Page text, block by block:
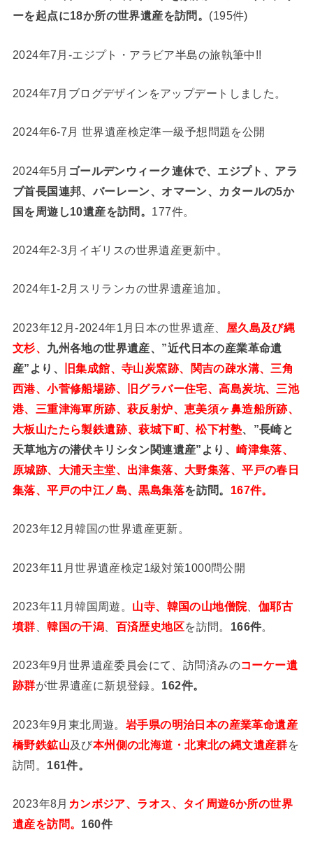
ーを起点に18か所の世界遺産を訪問。 (195件)
2024年7月-エジプト・アラビア半島の旅執筆中!!
2024年7月ブログデザインをアップデートしました。
2024年6-7月 世界遺産検定準一級予想問題を公開
2024年5月 ゴールデンウィーク連休で、エジプト、アラ
ブ首長国連邦、バーレーン、オマーン、カタールの5か
国を周遊し10遺産を訪問。 177件。
2024年2-3月イギリスの世界遺産更新中。
2024年1-2月スリランカの世界遺産追加。
2023年12月-2024年1月日本の世界遺産、 屋久島及び縄
文杉、 九州各地の世界遺産、”近代日本の産業革命遺
産”より、
旧集成館、寺山炭窯跡、関吉の疎水溝、三角
西港、小菅修船場跡、旧グラバー住宅、高島炭坑、三池
港、三重津海軍所跡、萩反射炉、恵美須ヶ鼻造船所跡、
大板山たたら製鉄遺跡、萩城下町、松下村塾、”長崎と
天草地方の潜伏キリシタン関連遺産”より、崎津集落、
原城跡、大浦天主堂、出津集落、大野集落、平戸の春日
集落、平戸の中江ノ島、黒島集落を訪問。 167件。
2023年12月韓国の世界遺産更新。
2023年11月世界遺産検定1級対策1000問公開
2023年11月韓国周遊。 山寺、韓国の山地僧院、 伽耶古
墳群 、韓国の干潟 百済歴史地区を訪問。 166件。
2023年9月世界遺産委員会にて、訪問済みのコーケー遺
跡群が世界遺産に新規登録。 162件。
2023年9月東北周遊。 岩手県の明治日本の産業革命遺産
橋野鉄鉱山及び本州側の北海道・北東北の縄文遺産群を
訪問。 161件。
2023年8月 カンボジア、ラオス、タイ周遊6か所の世界
遺産を訪問。 160件